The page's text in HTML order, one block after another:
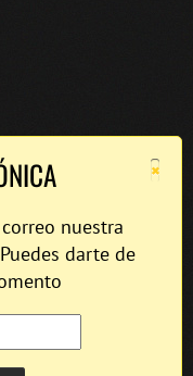
×
nuestra
darte de